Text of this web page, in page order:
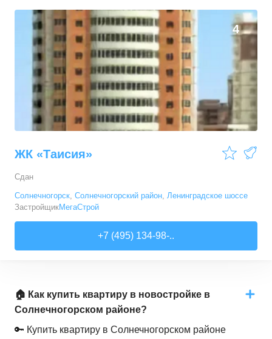
4
ЖК «Таисия»
Сдан
Солнечногорск, Солнечногорский район, Ленинградское шоссе
ЗастройщикМегаСтрой
+7 (495) 134-98-..
🏠 Как купить квартиру в новостройке в
Солнечногорском районе?
🔑 Купить квартиру в Солнечногорском районе